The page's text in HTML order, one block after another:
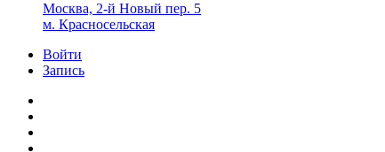
Москва, 2-й Новый пер. 5
м. Красносельская
Войти
Запись